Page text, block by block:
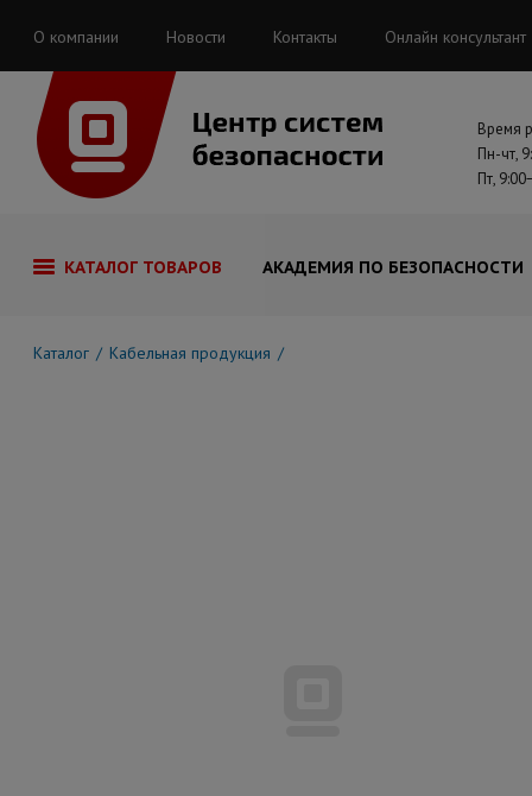
О компании Новости Контакты Онлайн консультант
Время
Пн-чт,
Пт,
КАТАЛОГ ТОВАРОВ АКАДЕМИЯ ПО БЕЗОПАСНОСТИ
Каталог Кабельная продукция